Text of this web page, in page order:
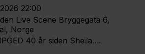
22:00
Live Scene Bryggegata 6,
Norge
40 år siden Sheila….